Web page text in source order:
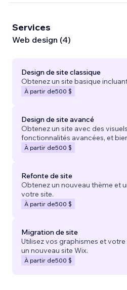
Services
Web design (4)
Design de site classique
Obtenez un site basique
À partir de500 $
Design de site avancé
Obtenez un site avec des
fonctionnalités avancées, et
À partir de500 $
Refonte de site
Obtenez un nouveau thème et
votre site.
À partir de500 $
Migration de site
Utilisez vos graphismes et
un nouveau site Wix.
À partir de500 $